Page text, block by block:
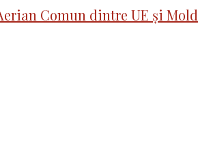
Comun dintre UE și